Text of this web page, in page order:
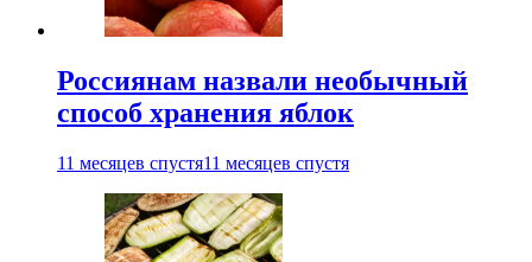
Россиянам назвали необычный
способ хранения яблок
11 месяцев спустя11 месяцев спустя